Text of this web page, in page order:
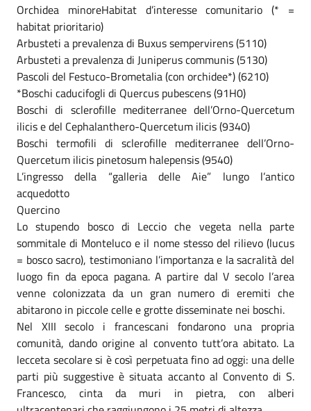
Orchidea minoreHabitat d’interesse comunitario (* =
habitat prioritario)
Arbusteti a prevalenza di Buxus sempervirens (5110)
Arbusteti a prevalenza di Juniperus communis (5130)
Pascoli del Festuco-Brometalia (con orchidee*) (6210)
*Boschi caducifogli di Quercus pubescens (91H0)
Boschi di sclerofille mediterranee dell’Orno-Quercetum
ilicis e del Cephalanthero-Quercetum ilicis (9340)
Boschi termofili di sclerofille mediterranee dell’Orno-
Quercetum ilicis pinetosum halepensis (9540)
L’ingresso della “galleria delle Aie” lungo l’antico
acquedotto
Quercino
Lo stupendo bosco di Leccio che vegeta nella parte
sommitale di Monteluco e il nome stesso del rilievo (lucus
= bosco sacro), testimoniano l’importanza e la sacralità del
luogo fin da epoca pagana. A partire dal V secolo l’area
venne colonizzata da un gran numero di eremiti che
abitarono in piccole celle e grotte disseminate nei boschi.
Nel XIII secolo i francescani fondarono una propria
comunità, dando origine al convento tutt’ora abitato. La
lecceta secolare si è così perpetuata fino ad oggi: una delle
parti più suggestive è situata accanto al Convento di S.
Francesco, cinta da muri in pietra, con alberi